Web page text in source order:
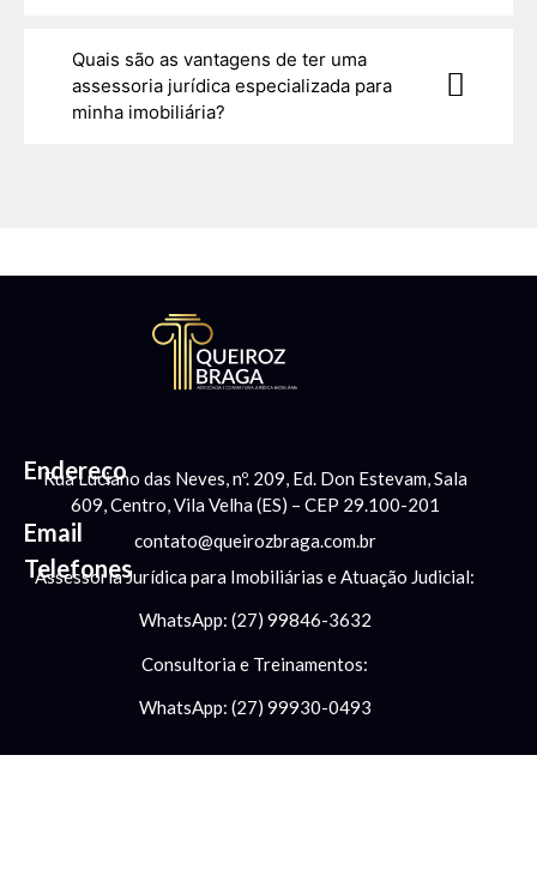
Quais são as vantagens de ter uma
assessoria jurídica especializada para
minha imobiliária?
Endereço
Rua Luciano das Neves, nº. 209, Ed. Don Estevam, Sala
609, Centro, Vila Velha (ES) – CEP 29.100-201
Email contato@queirozbraga.com.br
Telefones
Assessoria Jurídica para Imobiliárias e Atuação Judicial:
WhatsApp: (27) 99846-3632
Consultoria e Treinamentos:
WhatsApp: (27) 99930-0493